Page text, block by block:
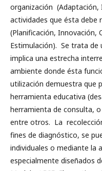
organización (Adaptación,
actividades que ésta debe
(Planificación, Innovación,
Estimulación). Se trata de
implica una estrecha
ambiente donde ésta
utilización demuestra que
herramienta educativa
herramienta de consulta,
entre otros. La
fines de diagnóstico, se
individuales o mediante la
especialmente diseñados